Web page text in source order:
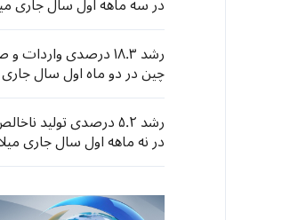
رشد ۱۸.۳ درصدی
چین در دو ماه اول سال
رشد ۵.۲ درصدی تولید
در نه ماهه اول سال جاری